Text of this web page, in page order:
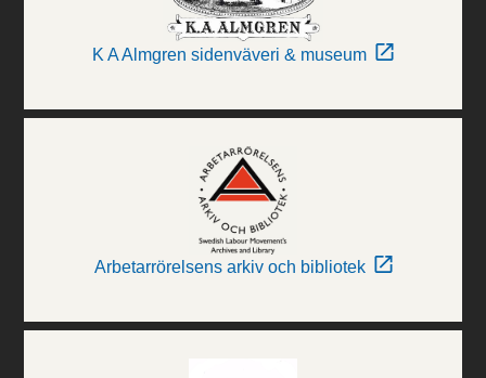
K A Almgren sidenväveri & museum
Arbetarrörelsens arkiv och bibliotek